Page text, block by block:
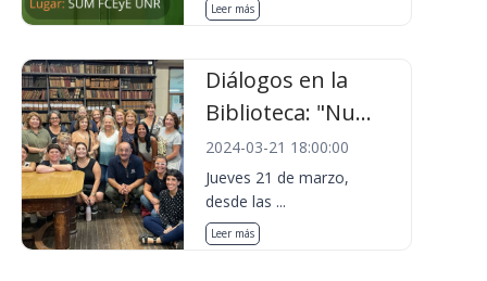
Leer más
Diálogos en la
Biblioteca: "Nu...
2024-03-21 18:00:00
Jueves 21 de marzo,
desde las ...
Leer más